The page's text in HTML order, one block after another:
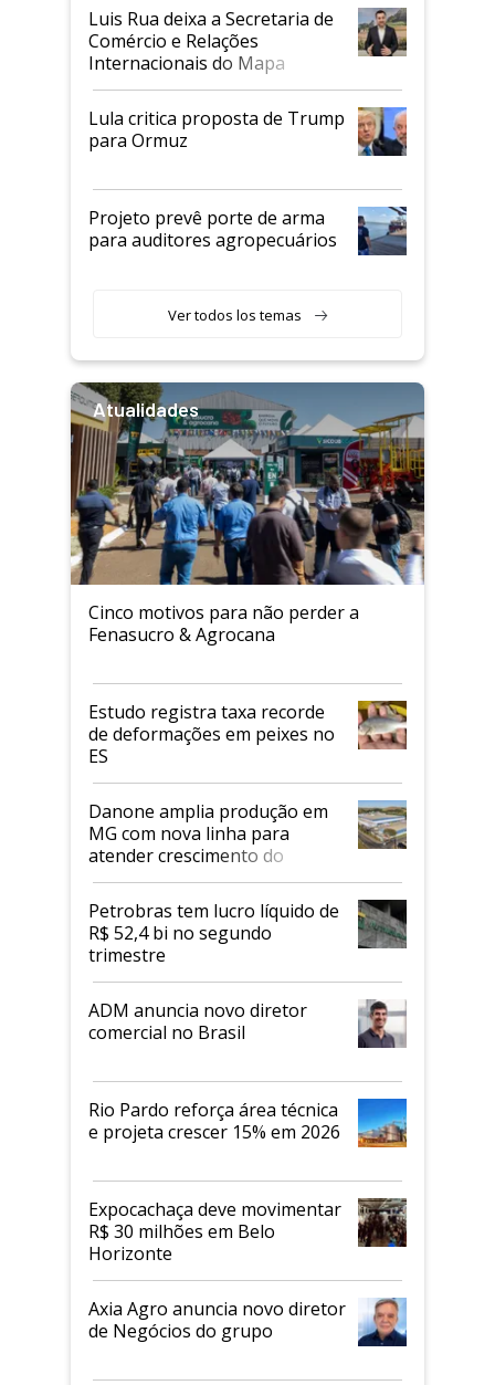
Luis Rua deixa a Secretaria de
Comércio e Relações
Internacionais do Mapa
Lula critica proposta de Trump
para Ormuz
Projeto prevê porte de arma
para auditores agropecuários
Ver todos los temas
Atualidades
Cinco motivos para não perder a
Fenasucro & Agrocana
Estudo registra taxa recorde
de deformações em peixes no
ES
Danone amplia produção em
MG com nova linha para
atender crescimento do
mercado de alimentos
proteicos
Petrobras tem lucro líquido de
R$ 52,4 bi no segundo
trimestre
ADM anuncia novo diretor
comercial no Brasil
Rio Pardo reforça área técnica
e projeta crescer 15% em 2026
Expocachaça deve movimentar
R$ 30 milhões em Belo
Horizonte
Axia Agro anuncia novo diretor
de Negócios do grupo